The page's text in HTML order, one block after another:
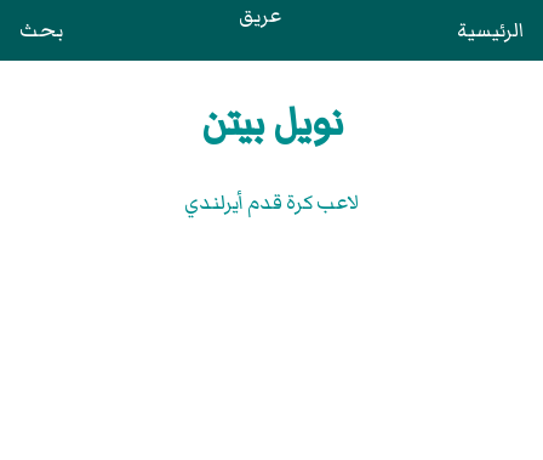
الرئيسية عريق بحث
نويل بيتن
لاعب كرة قدم أيرلندي